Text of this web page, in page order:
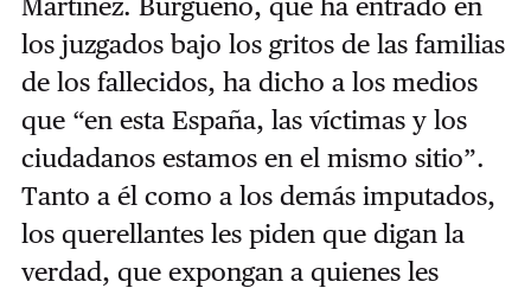
los juzgados bajo los gritos de las familias
de los fallecidos, ha dicho a los medios
que “en esta España, las víctimas y los
ciudadanos estamos en el mismo sitio”.
Tanto a él como a los demás imputados,
los querellantes les piden que digan la
verdad, que expongan a quienes les